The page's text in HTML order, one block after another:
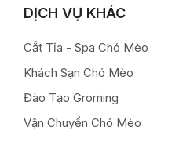
DỊCH VỤ KHÁC
Cắt Tỉa - Spa Chó Mèo
Khách Sạn Chó Mèo
Đào Tạo Groming
Vận Chuyển Chó Mèo